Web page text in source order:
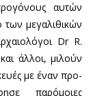
αυτών
μεγαλιθικών
Dr R.
άλλοι, μιλούν
με έναν προ-
παρόμοιες